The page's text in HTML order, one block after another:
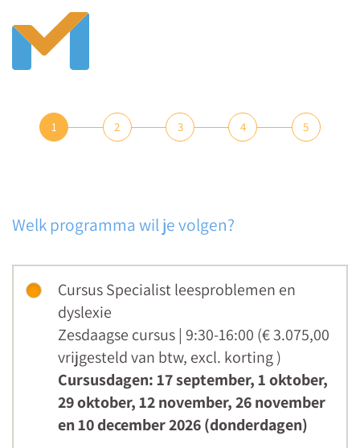
1 2 3 4 5
Welk programma wil je volgen?
Cursus Specialist leesproblemen en
dyslexie
Zesdaagse cursus | 9:30-16:00 (€ 3.075,00
vrijgesteld van btw, excl. korting)
Cursusdagen: 17 september, 1 oktober,
29 oktober, 12 november, 26 november
en 10 december 2026 (donderdagen)